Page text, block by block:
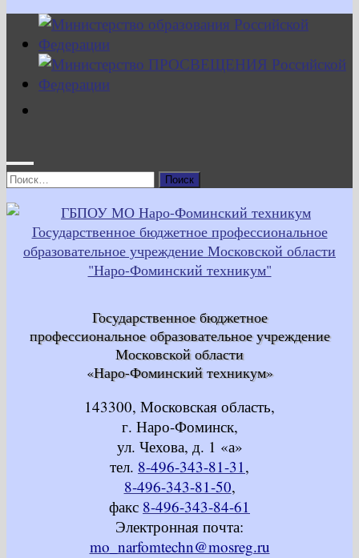
Найти:
Государственное бюджетное
профессиональное образовательное учреждение
Московской области
«Наро-Фоминский техникум»
143300, Московская область,
г. Наро-Фоминск,
ул. Чехова, д. 1 «а»
тел. 8-496-343-81-31,
8-496-343-81-50,
факс 8-496-343-84-61
Электронная почта:
mo_narfomtechn@mosreg.ru